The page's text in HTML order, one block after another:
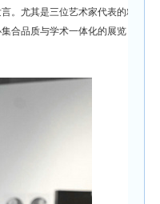
。尤其是三位艺术家代表的精
合品质与学术一体化的展览，